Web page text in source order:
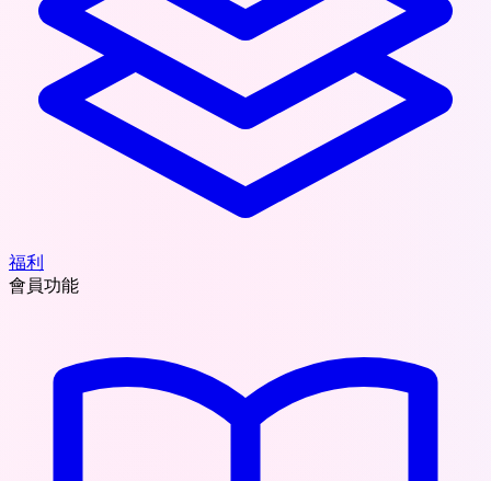
福利
會員功能